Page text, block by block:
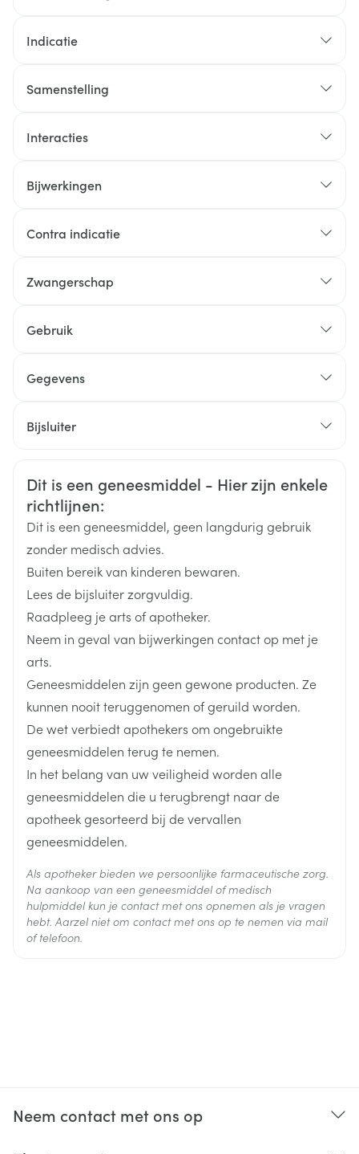
Indicatie
Samenstelling
natriumzetmeelglycollaat (type A), povidon K30,
magnesiumstearaat
Interacties
Bijwerkingen
Contra indicatie
Zwangerschap
Gebruik
Indien nodig met intervallen van 1 à 2 weken tussen
1 inname /dag
De dosis best kort voor of tijdens een stevig ontbijt of
de eerste hoofdmaaltijd innemen
Een vergeten dosis mag niet ingehaald worden
door de volgende dosis te verhogen
Gegevens
Merken
Breedte 50 mm
Lengte
Diepte 60 mm
Verpakking
120
Actieve
Ingrediënten
glimepiride
Behoud Kamertemperatuur (15°C - 25°C)
Bijsluiter
Veiligheidsinformatie
Dit is een geneesmiddel - Hier zijn enkele
richtlijnen:
Dit is een geneesmiddel, geen langdurig gebruik
zonder medisch advies.
Buiten bereik van kinderen bewaren.
Lees de bijsluiter zorgvuldig.
Raadpleeg je arts of apotheker.
Neem in geval van bijwerkingen contact op met je
arts.
Geneesmiddelen zijn geen gewone producten. Ze
kunnen nooit teruggenomen of geruild worden.
De wet verbiedt apothekers om ongebruikte
geneesmiddelen terug te nemen.
In het belang van uw veiligheid worden alle
geneesmiddelen die u terugbrengt naar de
apotheek gesorteerd bij de vervallen
geneesmiddelen.
Als apotheker bieden we persoonlijke farmaceutische zorg.
Na aankoop van een geneesmiddel of medisch
hulpmiddel kun je contact met ons opnemen als je vragen
hebt. Aarzel niet om contact met ons op te nemen via mail
of telefoon.
Neem contact met ons op